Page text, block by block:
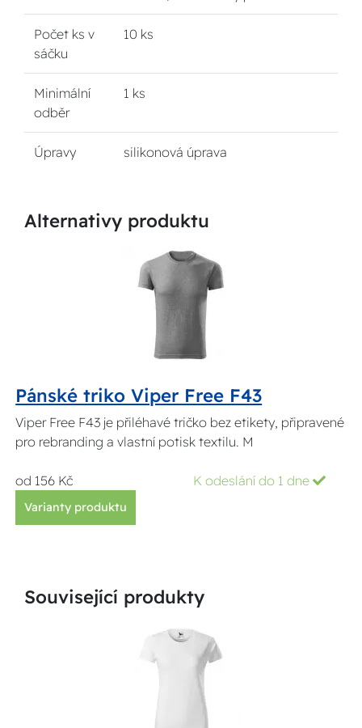
Počet ks v
sáčku
10 ks
Minimální
odběr
1 ks
Úpravy silikonová úprava
Alternativy produktu
Pánské triko Viper Free F43
Viper Free F43 je přiléhavé tričko bez etikety, připravené
pro rebranding a vlastní potisk textilu. M
od 156 Kč K odeslání do 1 dne
Varianty produktu
Související produkty